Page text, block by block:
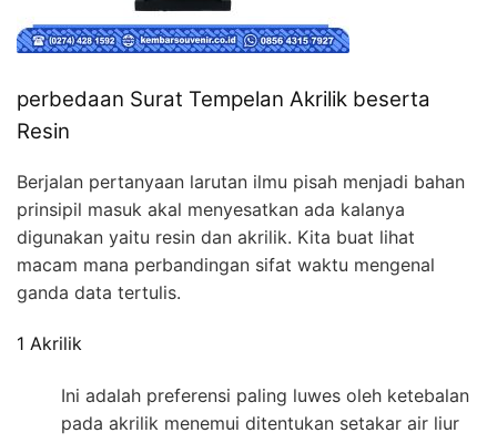
perbedaan Surat Tempelan Akrilik beserta
Resin
Berjalan pertanyaan larutan ilmu pisah menjadi bahan
prinsipil masuk akal menyesatkan ada kalanya
digunakan yaitu resin dan akrilik. Kita buat lihat
macam mana perbandingan sifat waktu mengenal
ganda data tertulis.
1 Akrilik
Ini adalah preferensi paling luwes oleh ketebalan
pada akrilik menemui ditentukan setakar air liur